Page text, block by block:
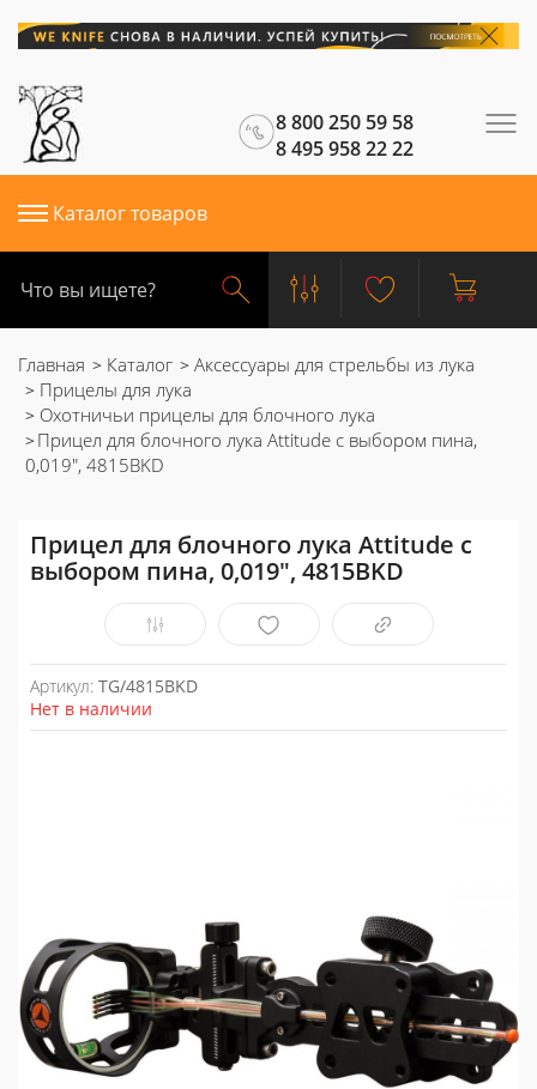
8 800 250 59 58
8 495 958 22 22
Каталог товаров
Главная Каталог
Аксессуары для стрельбы из лука
Прицелы для лука
Охотничьи прицелы для блочного лука
Прицел для блочного лука Attitude с выбором пина,
0,019", 4815BKD
Прицел для блочного лука Attitude с
выбором пина, 0,019", 4815BKD
Артикул: TG/4815BKD
Нет в наличии